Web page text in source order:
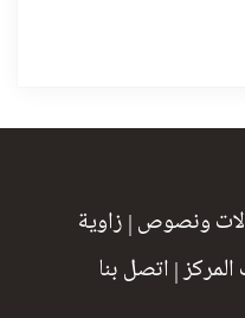
ونصوص | زاوية
| اتصل بنا